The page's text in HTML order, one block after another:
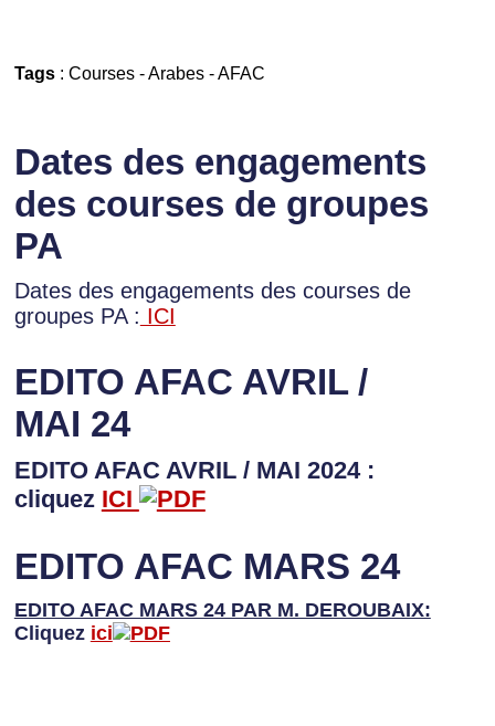
Tags: Courses-Arabes-AFAC
Dates des engagements
des courses de groupes
PA
Dates des engagements des courses de
groupes PA : ICI
EDITO AFAC AVRIL /
MAI 24
EDITO AFAC AVRIL / MAI 2024 :
cliquez ICI
EDITO AFAC MARS 24
EDITO AFAC MARS 24 PAR M. DEROUBAIX:
Cliquez ici